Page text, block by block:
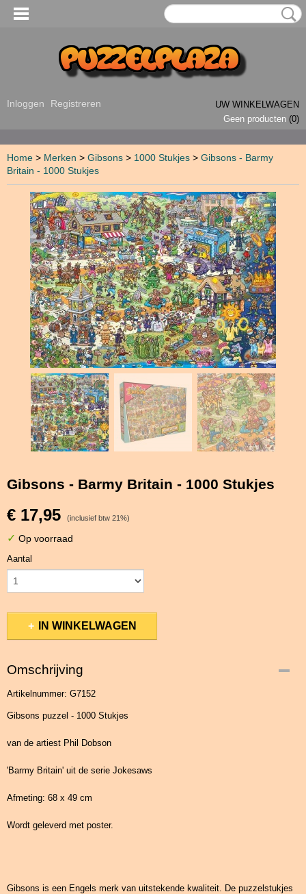
Inloggen Registreren
UW WINKELWAGEN
Geen producten (0)
Home > Merken > Gibsons > 1000 Stukjes > Gibsons - Barmy
Britain - 1000 Stukjes
Gibsons - Barmy Britain - 1000 Stukjes
€ 17,95 (inclusief btw 21%)
✓ Op voorraad
Aantal
IN WINKELWAGEN
Omschrijving
Artikelnummer: G7152
Gibsons puzzel - 1000 Stukjes
van de artiest Phil Dobson
'Barmy Britain' uit de serie Jokesaws
Afmeting: 68 x 49 cm
Wordt geleverd met poster.
Gibsons is een Engels merk van uitstekende kwaliteit. De puzzelstukjes